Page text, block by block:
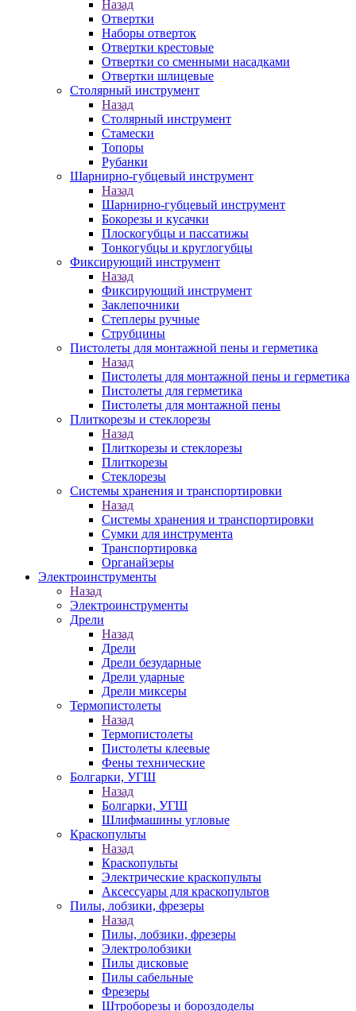
Назад
Отвертки
Наборы отверток
Отвертки крестовые
Отвертки со сменными насадками
Отвертки шлицевые
Столярный инструмент
Назад
Столярный инструмент
Стамески
Топоры
Рубанки
Шарнирно-губцевый инструмент
Назад
Шарнирно-губцевый инструмент
Бокорезы и кусачки
Плоскогубцы и пассатижы
Тонкогубцы и круглогубцы
Фиксирующий инструмент
Назад
Фиксирующий инструмент
Заклепочники
Степлеры ручные
Струбцины
Пистолеты для монтажной пены и герметика
Назад
Пистолеты для монтажной пены и герметика
Пистолеты для герметика
Пистолеты для монтажной пены
Плиткорезы и стеклорезы
Назад
Плиткорезы и стеклорезы
Плиткорезы
Стеклорезы
Системы хранения и транспортировки
Назад
Системы хранения и транспортировки
Сумки для инструмента
Транспортировка
Органайзеры
Электроинструменты
Назад
Электроинструменты
Дрели
Назад
Дрели
Дрели безударные
Дрели ударные
Дрели миксеры
Термопистолеты
Назад
Термопистолеты
Пистолеты клеевые
Фены технические
Болгарки, УГШ
Назад
Болгарки, УГШ
Шлифмашины угловые
Краскопульты
Назад
Краскопульты
Электрические краскопульты
Аксессуары для краскопультов
Пилы, лобзики, фрезеры
Назад
Пилы, лобзики, фрезеры
Электролобзики
Пилы дисковые
Пилы сабельные
Фрезеры
Штроборезы и бороздоделы